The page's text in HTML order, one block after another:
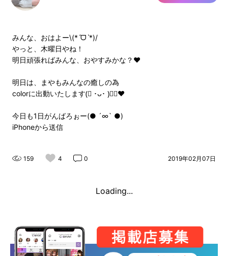
みんな、おはよー\(*ˊᗜˋ*)/
やっと、木曜日やね！
明日頑張ればみんな、おやすみかな？❤️
明日は、まやもみんなの癒しの為
colorに出動いたします‪(⃔ ･ᴗ･ )⃕↝‬❤️
今日も1日がんばろぉー(● ´∞` ●)
iPhoneから送信
159 4 0 2019年02月07日
Loading...